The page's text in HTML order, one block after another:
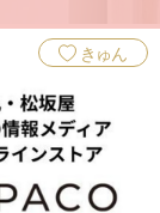
きゅん